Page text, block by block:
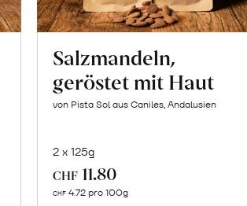
Salzmandeln,
geröstet mit Haut
von Pista Sol aus Caniles, Andalusien
2 x 125g
CHF 11.80
CHF 4.72 pro 100g